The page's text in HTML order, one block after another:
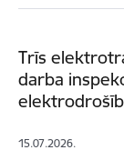
Trīs
darba
15.07.2026.